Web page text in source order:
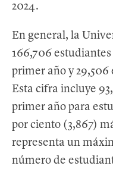
2024.
En general, la
166,706
primer año y
Esta cifra incluye
primer año para
por ciento (3,867)
representa un
número de